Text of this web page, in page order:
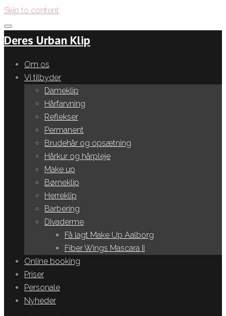
Skip to content
Deres Urban Klip
Om os
Vi tilbyder
Dameklip
Hårfarvning
Reflekser
Permanent
Brudehår og opsætning
Hårkur og hårpleje
Make up
Børneklip
Herreklip
Barbering
Divaderme
Få lagt Make Up Aalborg
Fiber Wings Mascara II
Online booking
Priser
Personale
Nyheder